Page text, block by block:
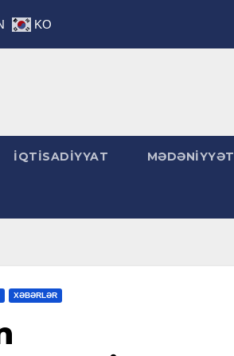
İQTİSADİYYAT MƏDƏNİYYƏT
XƏBƏRLƏR
KO